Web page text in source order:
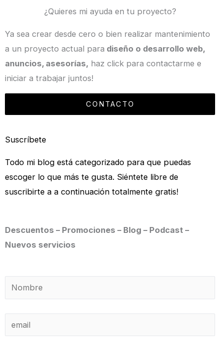
¿Quieres mi ayuda en tu proyecto?
Ya sea crear desde cero o bien realizar mantenimiento
a un proyecto actual para diseño o desarrollo web,
anuncios, asesorías, haz click para contactarme e
iniciar a trabajar juntos!
CONTACTO
Suscríbete
Todo mi blog está categorizado para que puedas
escoger lo que más te gusta. Siéntete libre de
suscribirte a a continuación totalmente gratis!
Descuentos – Promociones – Blog – Podcast –
Nuevos servicios